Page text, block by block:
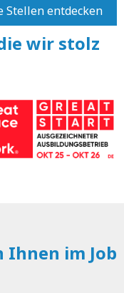
Stellen entdecken
wir stolz
Ihnen im Job